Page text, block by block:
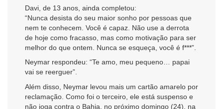
Davi, de 13 anos, ainda completou:
“Nunca desista do seu maior sonho por pessoas que
nem te conhecem. Você é capaz. Não use a derrota
de hoje como fracasso, mas como motivação para ser
melhor do que ontem. Nunca se esqueça, você é f***”.
Neymar respondeu: “Te amo, meu pequeno… papai
vai se reerguer”.
Além disso, Neymar levou mais um cartão amarelo por
reclamação. Como foi o terceiro, ele está suspenso e
não joga contra o Bahia, no próximo domingo (24), na